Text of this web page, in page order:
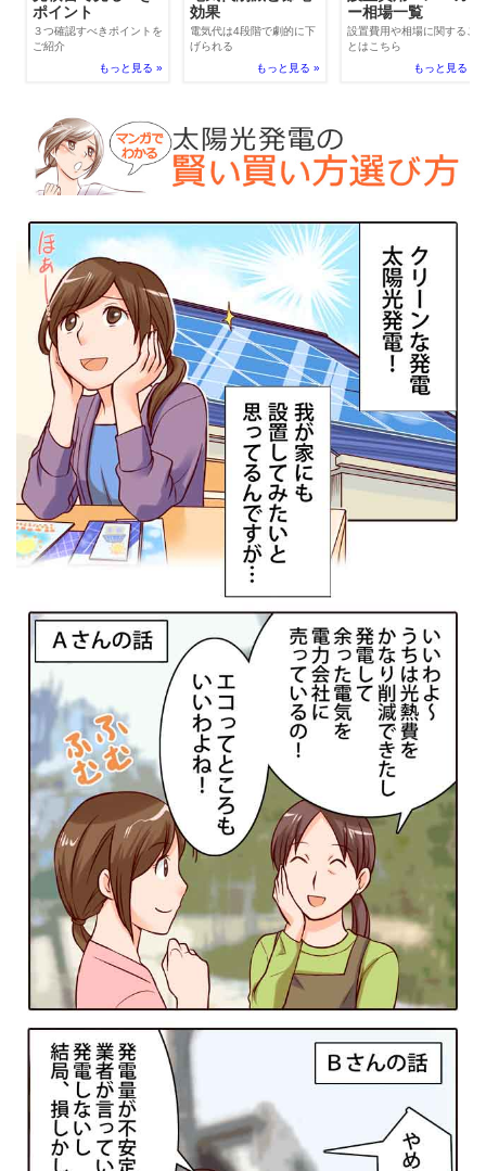
ポイント
３つ確認すべきポイントを
ご紹介
もっと見る »
効果
電気代は4段階で劇的に下
げられる
もっと見る »
ー相場一覧
設置費用や相場に関するこ
とはこちら
もっと見る »